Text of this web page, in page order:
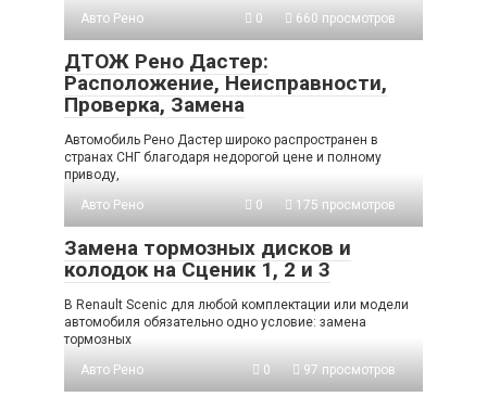
Авто Рено
0 660 просмотров
ДТОЖ Рено Дастер:
Расположение, Неисправности,
Проверка, Замена
Автомобиль Рено Дастер широко распространен в
странах СНГ благодаря недорогой цене и полному
приводу,
Авто Рено
0 175 просмотров
Замена тормозных дисков и
колодок на Сценик 1, 2 и 3
В Renault Scenic для любой комплектации или модели
автомобиля обязательно одно условие: замена
тормозных
Авто Рено
0 97 просмотров